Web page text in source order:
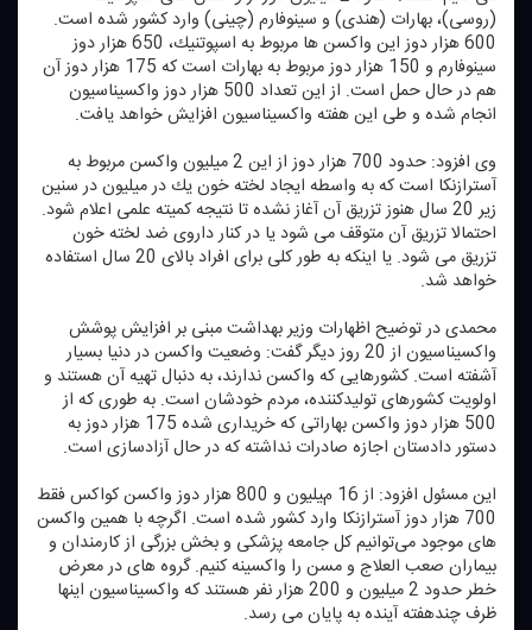
(روسی)، بهارات (هندی) و سینوفارم (چینی) وارد كشور شده است.
600 هزار دوز این واكسن ها مربوط به اسپوتنیك، 650 هزار دوز
سینوفارم و 150 هزار دوز مربوط به بهارات است كه 175 هزار دوز آن
هم در حال حمل است. از این تعداد 500 هزار دوز واكسیناسیون
انجام شده و طی این هفته واكسیناسیون افزایش خواهد یافت.
وی افزود: حدود 700 هزار دوز از این 2 میلیون واكسن مربوط به
آسترازنكا است كه به واسطه ایجاد لخته خون یك در میلیون در سنین
زیر 20 سال هنوز تزریق آن آغاز نشده تا نتیجه كمیته علمی اعلام شود.
احتمالا تزریق آن متوقف می ‌شود یا در كنار داروی ضد لخته خون
تزریق می شود. یا اینكه به طور كلی برای افراد بالای 20 سال استفاده
خواهد شد.
محمدی در توضیح اظهارات وزیر بهداشت مبنی بر افزایش پوشش
واكسیناسیون از 20 روز دیگر گفت: وضعیت واكسن در دنیا بسیار
آشفته است. كشورهایی كه واكسن ندارند، به دنبال تهیه آن هستند و
اولویت كشورهای تولیدكننده، مردم خودشان است. به طوری كه از
500 هزار دوز واكسن بهاراتی كه خریداری شده 175 هزار دوز به
دستور دادستان اجازه صادرات نداشته كه در حال آزادسازی است.
این مسئول افزود: از 16 میلیون و 800 هزار دوز واكسن كواكس فقط
700 هزار دوز آسترازنكا وارد كشور شده است. اگرچه با همین واكسن
های موجود می‌توانیم كل جامعه پزشكی و بخش بزرگی از كارمندان و
بیماران صعب العلاج و مسن را واكسینه كنیم. گروه های در معرض
خطر حدود 2 میلیون و 200 هزار نفر هستند كه واكسیناسیون اینها
ظرف چندهفته آینده به پایان می رسد.